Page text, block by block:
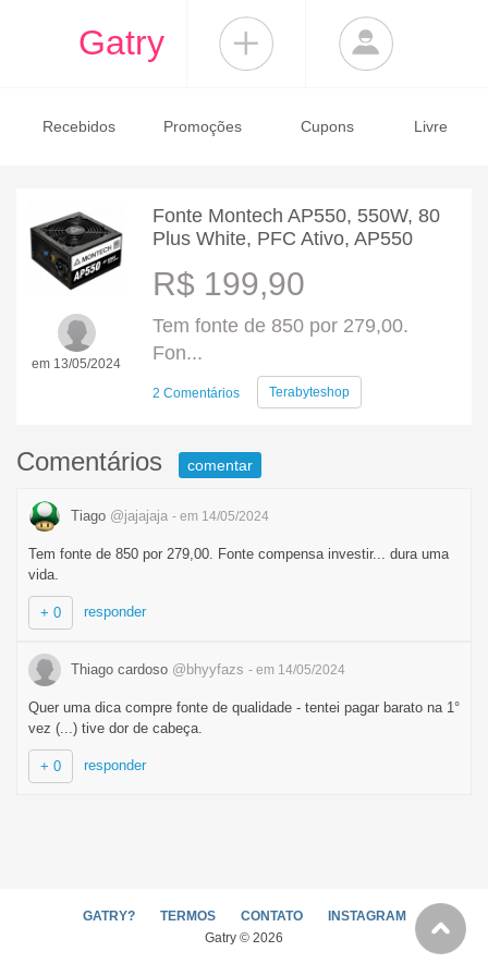
Gatry
Recebidos Promoções Cupons Livre
em 13/05/2024
Fonte Montech AP550, 550W, 80
Plus White, PFC Ativo, AP550
R$ 199,90
Tem fonte de 850 por 279,00.
Fon...
2 Comentários Terabyteshop
Comentários comentar
Tiago @jajajaja - em 14/05/2024
Tem fonte de 850 por 279,00. Fonte compensa investir... dura uma
vida.
+ 0 responder
Thiago cardoso @bhyyfazs - em 14/05/2024
Quer uma dica compre fonte de qualidade - tentei pagar barato na 1°
vez (...) tive dor de cabeça.
+ 0 responder
GATRY? TERMOS CONTATO
INSTAGRAM
Gatry © 2026